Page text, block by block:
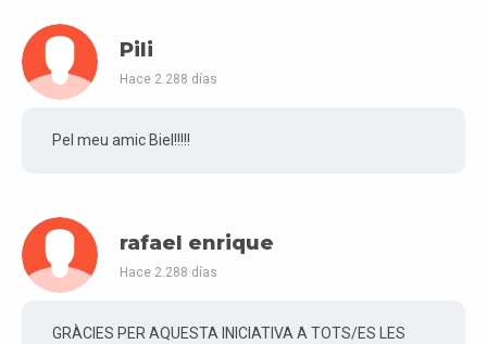
Pili
Hace 2.288 días
Pel meu amic Biel!!!!!
rafael enrique
Hace 2.288 días
GRÀCIES PER AQUESTA INICIATIVA A TOTS/ES LES